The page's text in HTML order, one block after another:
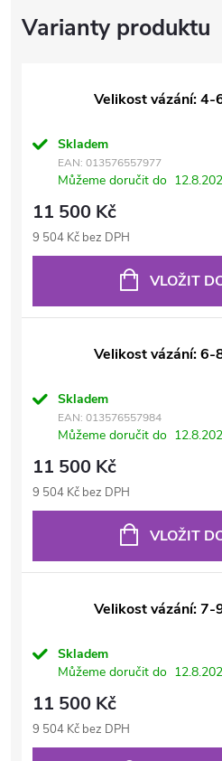
Velikost vázání: 4-
Skladem
EAN: 013576557977
Můžeme doručit do
11 500 Kč
9 504 Kč bez DPH
VLOŽIT
Velikost vázání: 6-
Skladem
EAN: 013576557984
Můžeme doručit do
11 500 Kč
9 504 Kč bez DPH
VLOŽIT
Velikost vázání: 7-
Skladem
Můžeme doručit do
11 500 Kč
9 504 Kč bez DPH